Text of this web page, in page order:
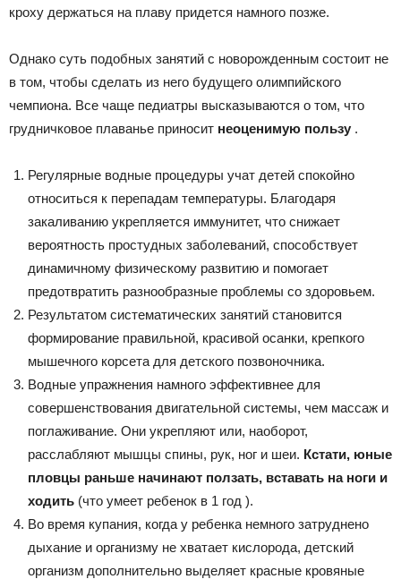
кроху держаться на плаву придется намного позже.
Однако суть подобных занятий с новорожденным состоит не
в том, чтобы сделать из него будущего олимпийского
чемпиона. Все чаще педиатры высказываются о том, что
грудничковое плаванье приносит неоценимую пользу .
Регулярные водные процедуры учат детей спокойно
относиться к перепадам температуры. Благодаря
закаливанию укрепляется иммунитет, что снижает
вероятность простудных заболеваний, способствует
динамичному физическому развитию и помогает
предотвратить разнообразные проблемы со здоровьем.
Результатом систематических занятий становится
формирование правильной, красивой осанки, крепкого
мышечного корсета для детского позвоночника.
Водные упражнения намного эффективнее для
совершенствования двигательной системы, чем массаж и
поглаживание. Они укрепляют или, наоборот,
расслабляют мышцы спины, рук, ног и шеи. Кстати, юные
пловцы раньше начинают ползать, вставать на ноги и
ходить (что умеет ребенок в 1 год ).
Во время купания, когда у ребенка немного затруднено
дыхание и организму не хватает кислорода, детский
организм дополнительно выделяет красные кровяные